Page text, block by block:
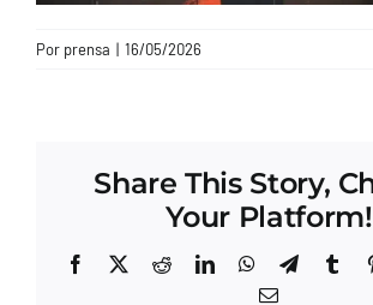
Por prensa | 16/05/2026
Share This Story,
Your Platform!
Facebook
X RedditLinkedInWhatsApp
Telegram
Correo